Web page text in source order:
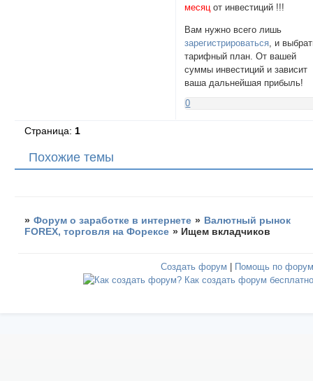
месяц от инвестиций !!!
Вам нужно всего лишь
зарегистрироваться , и
тарифный план. От вашей
суммы инвестиций и зависит
ваша дальнейшая прибыль!
0
Страница: 1
Похожие темы
» Форум о заработке в интернете » Валютный рынок
FOREX, торговля на Форексе » Ищем вкладчиков
Создать форум Помощь по